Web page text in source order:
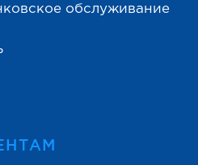
обслуживание